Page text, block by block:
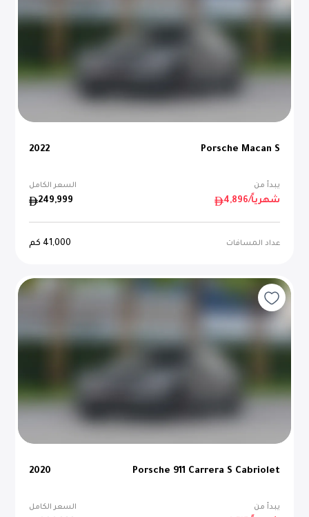
Porsche Macan S
2022
يبدأ من السعر الكامل
4,896 /شهرياً 249,999
عداد المسافات 41,000 كم
Porsche 911 Carrera S Cabriolet
2020
يبدأ من السعر الكامل